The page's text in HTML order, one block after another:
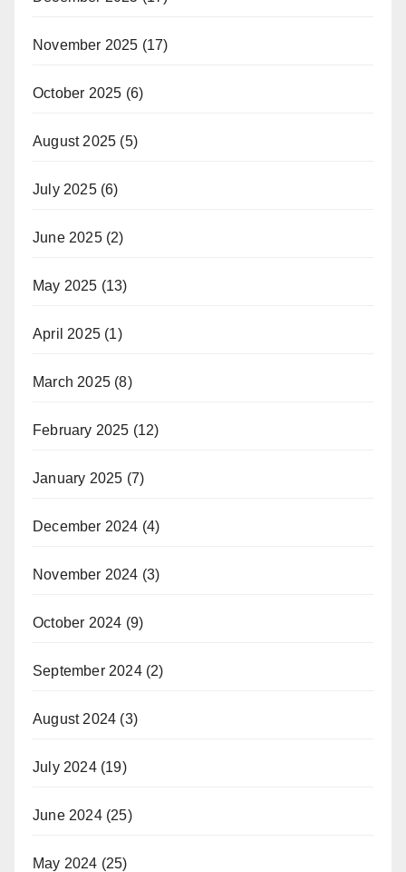
November 2025 (17)
October 2025 (6)
August 2025 (5)
July 2025(6)
June 2025(2)
May 2025 (13)
April 2025 (1)
March 2025 (8)
February 2025 (12)
January 2025 (7)
December 2024 (4)
November 2024 (3)
October 2024 (9)
September 2024(2)
August 2024 (3)
July 2024(19)
June 2024(25)
May 2024 (25)